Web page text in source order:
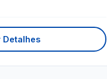
Detalhes